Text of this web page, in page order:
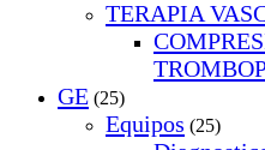
TERAPIA
GE (25)
Equipos (25)